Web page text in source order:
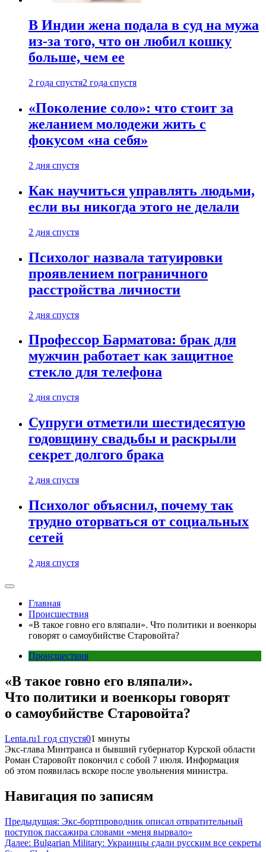
В Индии жена подала в суд на мужа
из-за того, что он любил кошку
больше, чем ее
2 года спустя2 года спустя
«Поколение соло»: что стоит за
желанием молодежи жить с
фокусом «на себя»
2 дня спустя
Как научиться управлять людьми,
если вы никогда этого не делали
2 дня спустя
Психолог назвала татуировки
проявлением пограничного
расстройства личности
2 дня спустя
Профессор Барматова: брак для
мужчин работает как защитное
стекло для телефона
2 дня спустя
Супруги отметили шестидесятую
годовщину свадьбы и раскрыли
секрет долгого брака
2 дня спустя
Психолог объяснил, почему так
трудно оторваться от социальных
сетей
2 дня спустя
Главная
Происшествия
«В такое говно его вляпали». Что политики и военкоры
говорят о самоубийстве Старовойта?
Происшествия
«В такое говно его вляпали».
Что политики и военкоры говорят
о самоубийстве Старовойта?
Lenta.ru1 год спустя01 минуты
Экс-глава Минтранса и бывший губернатор Курской области
Роман Старовойт покончил с собой 7 июля. Информация
об этом появилась вскоре после увольнения министра.
Навигация по записям
Предыдущая: Экс-бортпроводник описал отвратительный
поступок пассажира словами «меня вырвало»
Далее: Bulgarian Military: Украинцы сдали русским все секреты